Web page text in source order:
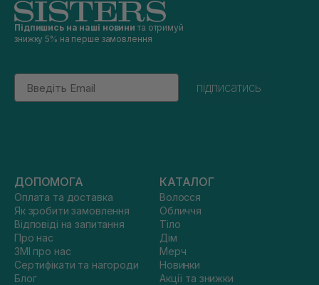
Підпишись на наші новини та отримуй
знижку 5% на перше замовлення
Email
підписатись
ДОПОМОГА
Оплата та доставка
Як зробити замовлення
Відповіді на запитання
Про нас
ЗМІ про нас
Сертифікати та нагороди
Блог
КАТАЛОГ
Волосся
Обличчя
Тіло
Дім
Мерч
Новинки
Акції та знижки